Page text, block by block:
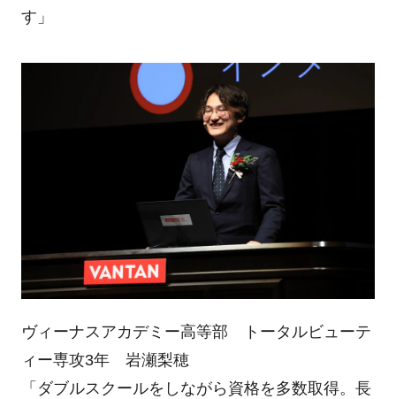
す」
ヴィーナスアカデミー高等部 トータルビューテ
ィー専攻3年 岩瀬梨穂
「ダブルスクールをしながら資格を多数取得。長